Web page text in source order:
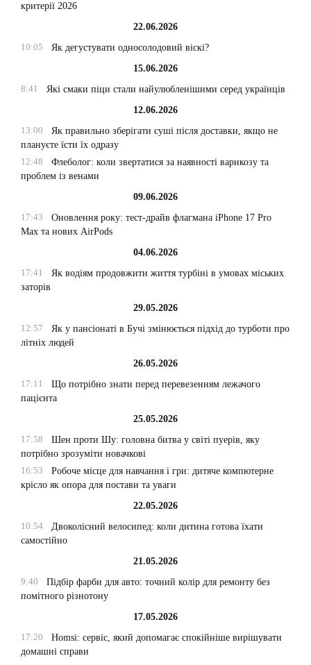
критерії 2026
22.06.2026
10:05
Як дегустувати односолодовий віскі?
15.06.2026
8:41
Які смаки піци стали найулюбленішими серед українців
12.06.2026
13:00
Як правильно зберігати суші після доставки, якщо не
плануєте їсти їх одразу
12:48
Флеболог: коли звертатися за наявності варикозу та
проблем із венами
09.06.2026
17:43
Оновлення року: тест-драйв флагмана iPhone 17 Pro
Max та нових AirPods
04.06.2026
17:41
Як водіям продовжити життя турбіні в умовах міських
заторів
29.05.2026
12:57
Як у пансіонаті в Бучі змінюється підхід до турботи про
літніх людей
26.05.2026
17:11
Що потрібно знати перед перевезенням лежачого
пацієнта
25.05.2026
17:58
Шен проти Шу: головна битва у світі пуерів, яку
потрібно зрозуміти новачкові
16:53
Робоче місце для навчання і гри: дитяче компютерне
крісло як опора для постави та уваги
22.05.2026
10:54
Двоколісний велосипед: коли дитина готова їхати
самостійно
21.05.2026
9:40
Підбір фарби для авто: точний колір для ремонту без
помітного різнотону
17.05.2026
17:20
Homsi: сервіс, який допомагає спокійніше вирішувати
домашні справи